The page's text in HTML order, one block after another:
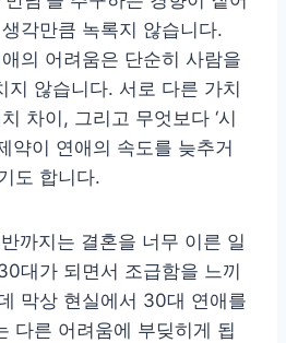
각만큼 녹록지 않습니다.
의 어려움은 단순히 사람을
지 않습니다. 서로 다른 가치
차이, 그리고 무엇보다 ‘시
약이 연애의 속도를 늦추거
도 합니다.
까지는 결혼을 너무 이른 일
대가 되면서 조급함을 느끼
막상 현실에서 30대 연애를
다른 어려움에 부딪히게 됩